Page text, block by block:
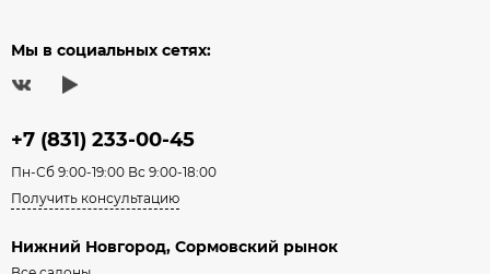
Мы в социальных сетях:
+7 (831) 233-00-45
Пн-Сб 9:00-19:00 Вс 9:00-18:00
Получить консультацию
Нижний Новгород, Сормовский рынок